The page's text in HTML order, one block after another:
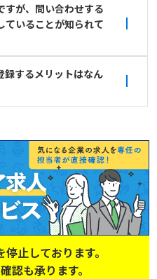
すが、問い合わせする
ていることが知られて
録するメリットはなん
止しております。
認も承ります。